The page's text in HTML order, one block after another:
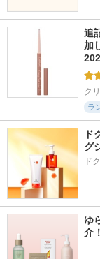
追
加
ク
ラ
ド
グ
ド
ゆ
介！